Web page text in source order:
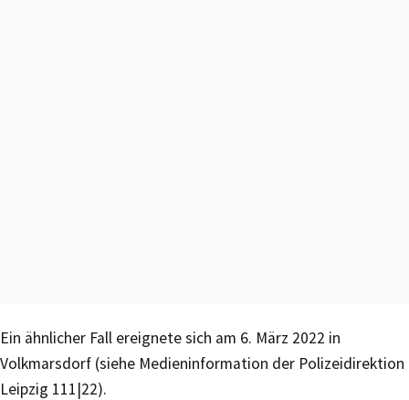
Ein ähnlicher Fall ereignete sich am 6. März 2022 in
Volkmarsdorf (siehe Medieninformation der Polizeidirektion
Leipzig 111|22).